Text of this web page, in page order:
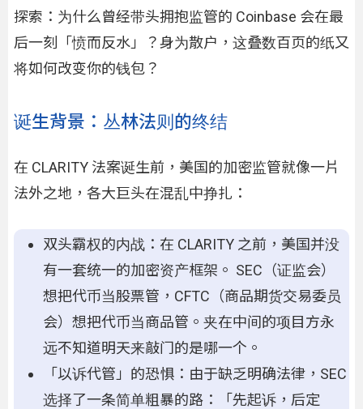
探索：为什么曾经带头拥抱监管的 Coinbase 会在最
后一刻「愤而反水」？身为散户，这叠数百页的纸又
将如何改变你的钱包？
诞生背景：丛林法则的终结
在 CLARITY 法案诞生前，美国的加密监管就像一片
法外之地，各大巨头在混乱中挣扎：
双头霸权的内战：在 CLARITY 之前，美国并没
有一套统一的加密资产框架。 SEC（证监会）
想把代币当股票管，CFTC（商品期货交易委员
会）想把代币当商品管。夹在中间的项目方永
远不知道明天来敲门的是哪一个。
「以诉代管」的恐惧：由于缺乏明确法律，SEC
选择了一条简单粗暴的路：「先起诉，后定